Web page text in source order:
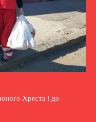
Хреста і до